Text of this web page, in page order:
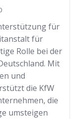
für
für
Rolle bei der
Mit
und
die KfW
die
umsteigen